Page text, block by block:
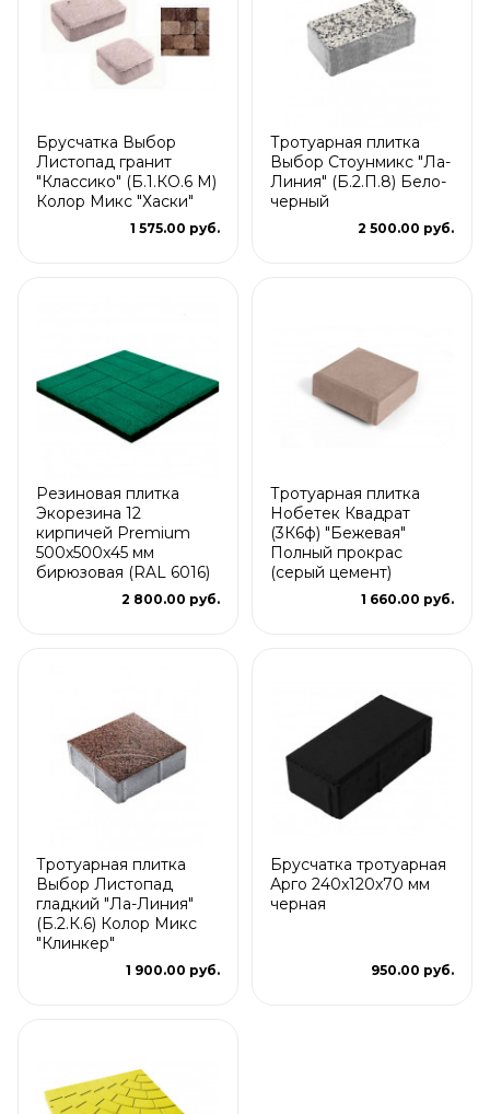
Брусчатка Выбор
Листопад гранит
"Классико" (Б.1.КО.6 М)
Колор Микс "Хаски"
1 575.00 руб.
Тротуарная плитка
Выбор Стоунмикс "Ла-
Линия" (Б.2.П.8) Бело-
черный
2 500.00 руб.
Резиновая плитка
Экорезина 12
кирпичей Premium
500x500x45 мм
бирюзовая (RAL 6016)
2 800.00 руб.
Тротуарная плитка
Нобетек Квадрат
(3К6ф) "Бежевая"
Полный прокрас
(серый цемент)
1 660.00 руб.
Тротуарная плитка
Выбор Листопад
гладкий "Ла-Линия"
(Б.2.К.6) Колор Микс
"Клинкер"
1 900.00 руб.
Брусчатка тротуарная
Арго 240x120x70 мм
черная
950.00 руб.